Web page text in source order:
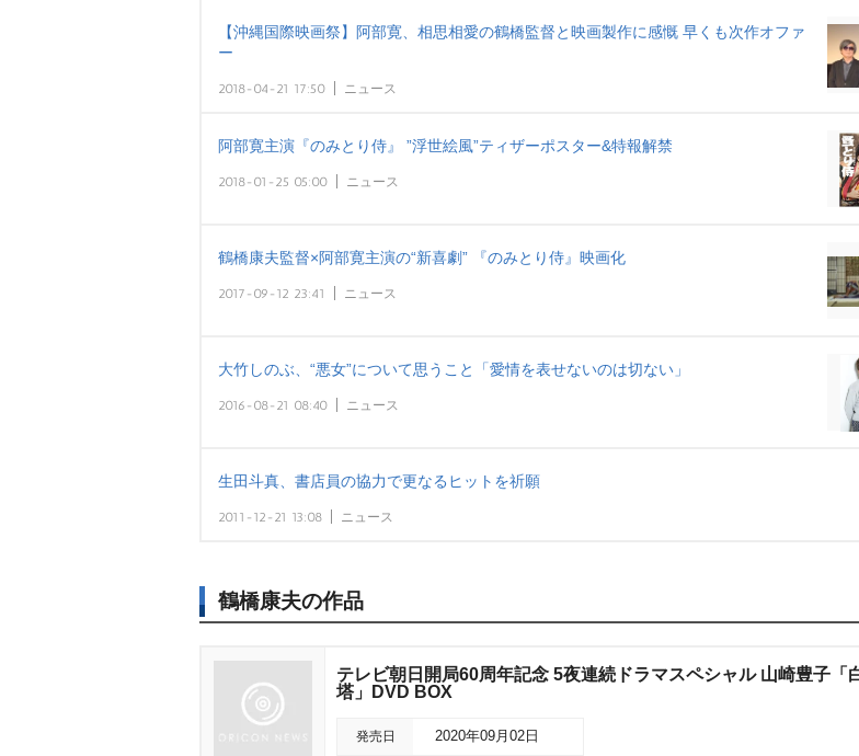
e
【沖縄国際映画祭】阿部寛、相思相愛の鶴橋監督と映画製作に感慨 早くも次作オファ
ー
2018-04-21 17:50 ニュース
阿部寛主演『のみとり侍』 ”浮世絵風”ティザーポスター&特報解禁
2018-01-25 05:00 ニュース
鶴橋康夫監督×阿部寛主演の“新喜劇” 『のみとり侍』映画化
2017-09-12 23:41 ニュース
大竹しのぶ、“悪女”について思うこと「愛情を表せないのは切ない」
2016-08-21 08:40 ニュース
生田斗真、書店員の協力で更なるヒットを祈願
2011-12-21 13:08 ニュース
鶴橋康夫の作品
テレビ朝日開局60周年記念 5夜連続ドラマスペシャル 山崎豊子「
塔」DVD BOX
発売日 2020年09月02日